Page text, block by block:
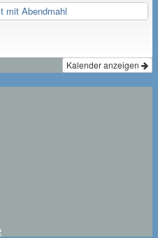
mit Abendmahl
Kalender anzeigen